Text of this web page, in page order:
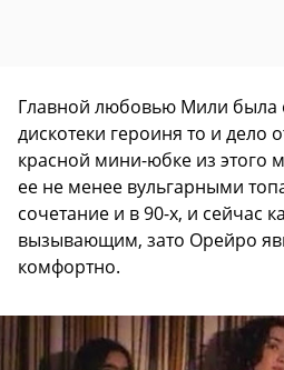
Главной любовью Мили была
дискотеки героиня то и дело
красной мини-юбке из этого
ее не менее вульгарными
сочетание и в 90-х, и сейчас
вызывающим, зато Орейро
комфортно.